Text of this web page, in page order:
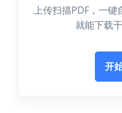
上传扫描PDF，一键
就能下载
开